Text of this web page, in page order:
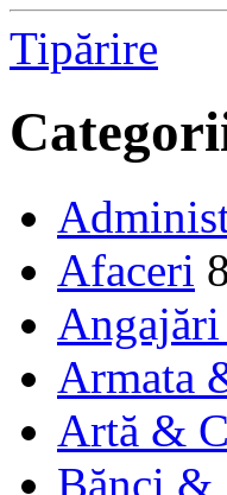
Tipărire
Afaceri
Armata
Artă &
Bănci &